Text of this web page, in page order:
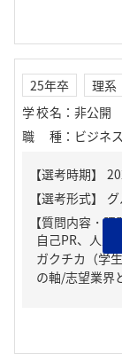
25年卒 理系
学校名 ： 非公開
職種 ： ビジネ
【質問内容・課
自己PR、人生
ガクチカ（学
の軸/志望業界